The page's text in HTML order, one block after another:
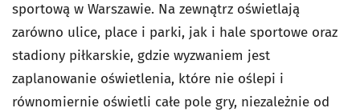
sportową w Warszawie. Na zewnątrz oświetlają
zarówno ulice, place i parki, jak i hale sportowe oraz
stadiony piłkarskie, gdzie wyzwaniem jest
zaplanowanie oświetlenia, które nie oślepi i
równomiernie oświetli całe pole gry, niezależnie od